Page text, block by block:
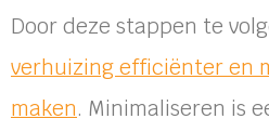
Door deze stappen te
verhuizing efficiënter en
maken. Minimaliseren is